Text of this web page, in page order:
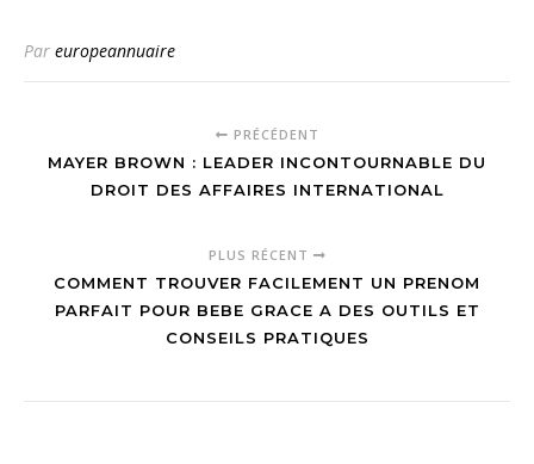
pour valoriser
Par europeannuaire
PRÉCÉDENT
MAYER BROWN : LEADER INCONTOURNABLE DU
DROIT DES AFFAIRES INTERNATIONAL
PLUS RÉCENT
COMMENT TROUVER FACILEMENT UN PRENOM
PARFAIT POUR BEBE GRACE A DES OUTILS ET
CONSEILS PRATIQUES